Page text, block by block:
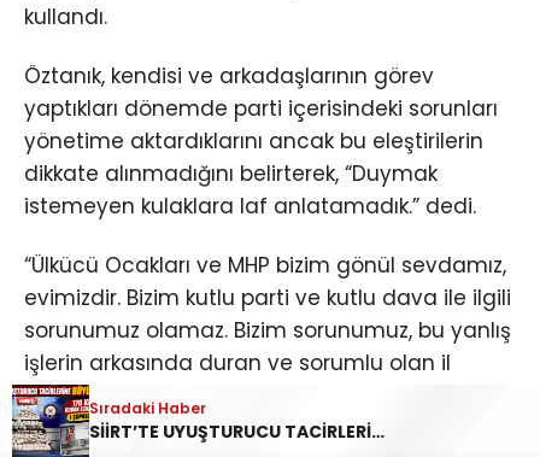
kullandı.
Öztanık, kendisi ve arkadaşlarının görev
yaptıkları dönemde parti içerisindeki sorunları
yönetime aktardıklarını ancak bu eleştirilerin
dikkate alınmadığını belirterek, “Duymak
istemeyen kulaklara laf anlatamadık.” dedi.
“Ülkücü Ocakları ve MHP bizim gönül sevdamız,
evimizdir. Bizim kutlu parti ve kutlu dava ile ilgili
sorunumuz olamaz. Bizim sorunumuz, bu yanlış
işlerin arkasında duran ve sorumlu olan il
başkanı ve yönetimidir.” ifadelerini kullanan
Öztanık, MHP Genel Başkanı Devlet Bahçeli’nin
Sıradaki Haber
SİİRT’TE UYUŞTURUCU TACİRLERİNE BÜYÜK DARBE! 170 KİLOGRAM KUBAR ESRAR ELE GEÇİRİLDİ 1 ŞÜPHELİ TUTUKLANDI